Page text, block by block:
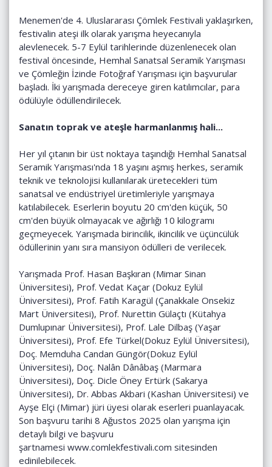
Menemen'de 4. Uluslararası Çömlek Festivali yaklaşırken,
festivalin ateşi ilk olarak yarışma heyecanıyla
alevlenecek. 5-7 Eylül tarihlerinde düzenlenecek olan
festival öncesinde, Hemhal Sanatsal Seramik Yarışması
ve Çömleğin İzinde Fotoğraf Yarışması için başvurular
başladı. İki yarışmada dereceye giren katılımcılar, para
ödülüyle ödüllendirilecek.
Sanatın toprak ve ateşle harmanlanmış hali...
Her yıl çıtanın bir üst noktaya taşındığı Hemhal Sanatsal
Seramik Yarışması'nda 18 yaşını aşmış herkes, seramik
teknik ve teknolojisi kullanılarak üretecekleri tüm
sanatsal ve endüstriyel üretimleriyle yarışmaya
katılabilecek. Eserlerin boyutu 20 cm'den küçük, 50
cm'den büyük olmayacak ve ağırlığı 10 kilogramı
geçmeyecek. Yarışmada birincilik, ikincilik ve üçüncülük
ödüllerinin yanı sıra mansiyon ödülleri de verilecek.
Yarışmada Prof. Hasan Başkıran (Mimar Sinan
Üniversitesi), Prof. Vedat Kaçar (Dokuz Eylül
Üniversitesi), Prof. Fatih Karagül (Çanakkale Onsekiz
Mart Üniversitesi), Prof. Nurettin Gülaçtı (Kütahya
Dumlupınar Üniversitesi), Prof. Lale Dilbaş (Yaşar
Üniversitesi), Prof. Efe Türkel(Dokuz Eylül Üniversitesi),
Doç. Memduha Candan Güngör(Dokuz Eylül
Üniversitesi), Doç. Nalân Dânâbaş (Marmara
Üniversitesi), Doç. Dicle Öney Ertürk (Sakarya
Üniversitesi), Dr. Abbas Akbari (Kashan Üniversitesi) ve
Ayşe Elçi (Mimar) jüri üyesi olarak eserleri puanlayacak.
Son başvuru tarihi 8 Ağustos 2025 olan yarışma için
detaylı bilgi ve başvuru
şartnamesi www.comlekfestivali.com sitesinden
edinilebilecek.